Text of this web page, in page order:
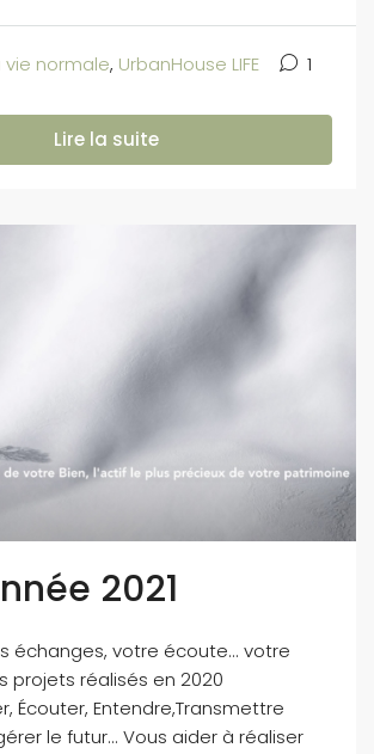
vie normale, UrbanHouse LIFE 1
Lire la suite
2021
échanges, votre écoute... votre
projets réalisés en 2020
Écouter, Entendre,Transmettre
le futur... Vous aider à réaliser